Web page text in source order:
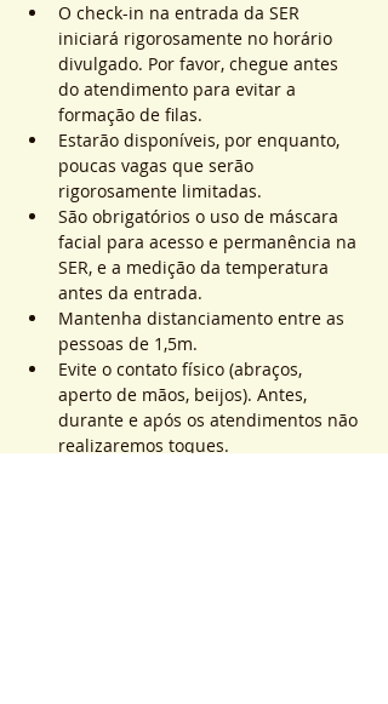
O check-in na entrada da SER
iniciará rigorosamente no horário
divulgado. Por favor, chegue antes
do atendimento para evitar a
formação de filas.
Estarão disponíveis, por enquanto,
poucas vagas que serão
rigorosamente limitadas.
São obrigatórios o uso de máscara
facial para acesso e permanência na
SER, e a medição da temperatura
antes da entrada.
Mantenha distanciamento entre as
pessoas de 1,5m.
Evite o contato físico (abraços,
aperto de mãos, beijos). Antes,
durante e após os atendimentos não
realizaremos toques.